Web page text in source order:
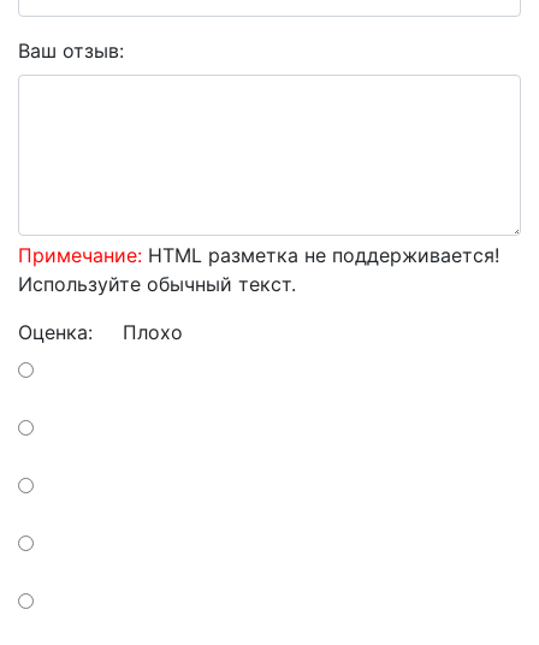
Ваш отзыв:
Примечание: HTML разметка не поддерживается!
Используйте обычный текст.
Оценка: Плохо